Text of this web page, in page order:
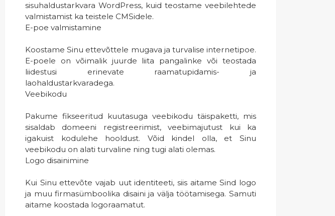
sisuhaldustarkvara WordPress, kuid teostame veebilehtede
valmistamist ka teistele CMSidele.
E-poe valmistamine
Koostame Sinu ettevõttele mugava ja turvalise internetipoe.
E-poele on võimalik juurde liita pangalinke või teostada
liidestusi erinevate raamatupidamis- ja
laohaldustarkvaradega.
Veebikodu
Pakume fikseeritud kuutasuga veebikodu täispaketti, mis
sisaldab domeeni registreerimist, veebimajutust kui ka
igakuist kodulehe hooldust. Võid kindel olla, et Sinu
veebikodu on alati turvaline ning tugi alati olemas.
Logo disainimine
Kui Sinu ettevõte vajab uut identiteeti, siis aitame Sind logo
ja muu firmasümboolika disaini ja välja töötamisega. Samuti
aitame koostada logoraamatut.